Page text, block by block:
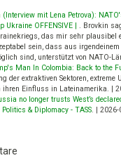
mit Lena Petrova):
Ukraine OFFENSIVE | . Brovkin
das mir sehr plausibel
sein, dass aus
sind, unterstützt von NATO-
Man In Colombia: Back to the
der extraktiven Sektoren, extreme
ihren Einfluss in Lateinamerika.
no longer trusts West’s
& Diplomacy - TASS. 2026-